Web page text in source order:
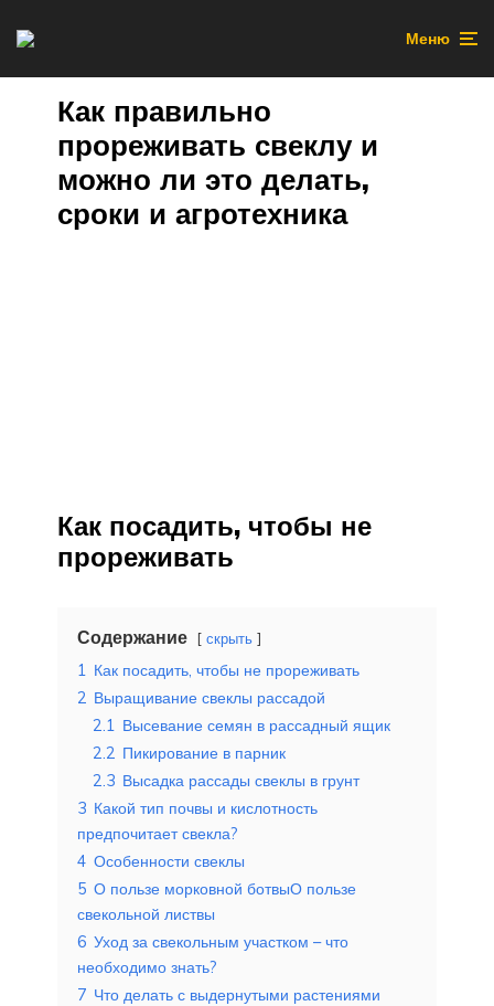
Меню
Как правильно
прореживать свеклу и
можно ли это делать,
сроки и агротехника
Как посадить, чтобы не
прореживать
Содержание скрыть
1 Как посадить, чтобы не прореживать
2 Выращивание свеклы рассадой
2.1 Высевание семян в рассадный ящик
2.2 Пикирование в парник
2.3 Высадка рассады свеклы в грунт
3 Какой тип почвы и кислотность
предпочитает свекла?
4 Особенности свеклы
5 О пользе морковной ботвыО пользе
свекольной листвы
6 Уход за свекольным участком – что
необходимо знать?
7 Что делать с выдернутыми растениями